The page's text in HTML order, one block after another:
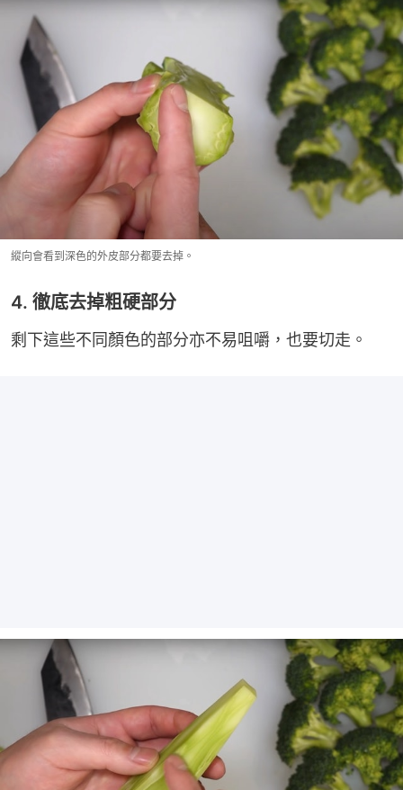
縱向會看到深色的外皮部分都要去掉。
4. 徹底去掉粗硬部分
剩下這些不同顏色的部分亦不易咀嚼，也要切走。